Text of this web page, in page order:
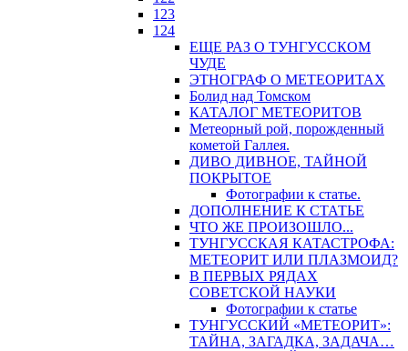
123
124
ЕЩЕ РАЗ О ТУНГУССКОМ
ЧУДЕ
ЭТНОГРАФ О МЕТЕОРИТАХ
Болид над Томском
КАТАЛОГ МЕТЕОРИТОВ
Метеорный рой, порожденный
кометой Галлея.
ДИВО ДИВНОЕ, ТАЙНОЙ
ПОКРЫТОЕ
Фотографии к статье.
ДОПОЛНЕНИЕ К СТАТЬЕ
ЧТО ЖЕ ПРОИЗОШЛО...
ТУНГУССКАЯ КАТАСТРОФА:
МЕТЕОРИТ ИЛИ ПЛАЗМОИД?
В ПЕРВЫХ РЯДАХ
СОВЕТСКОЙ НАУКИ
Фотографии к статье
ТУНГУССКИЙ «МЕТЕОРИТ»:
ТАЙНА, ЗАГАДКА, ЗАДАЧА…